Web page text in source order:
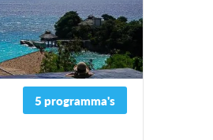
5 programma's